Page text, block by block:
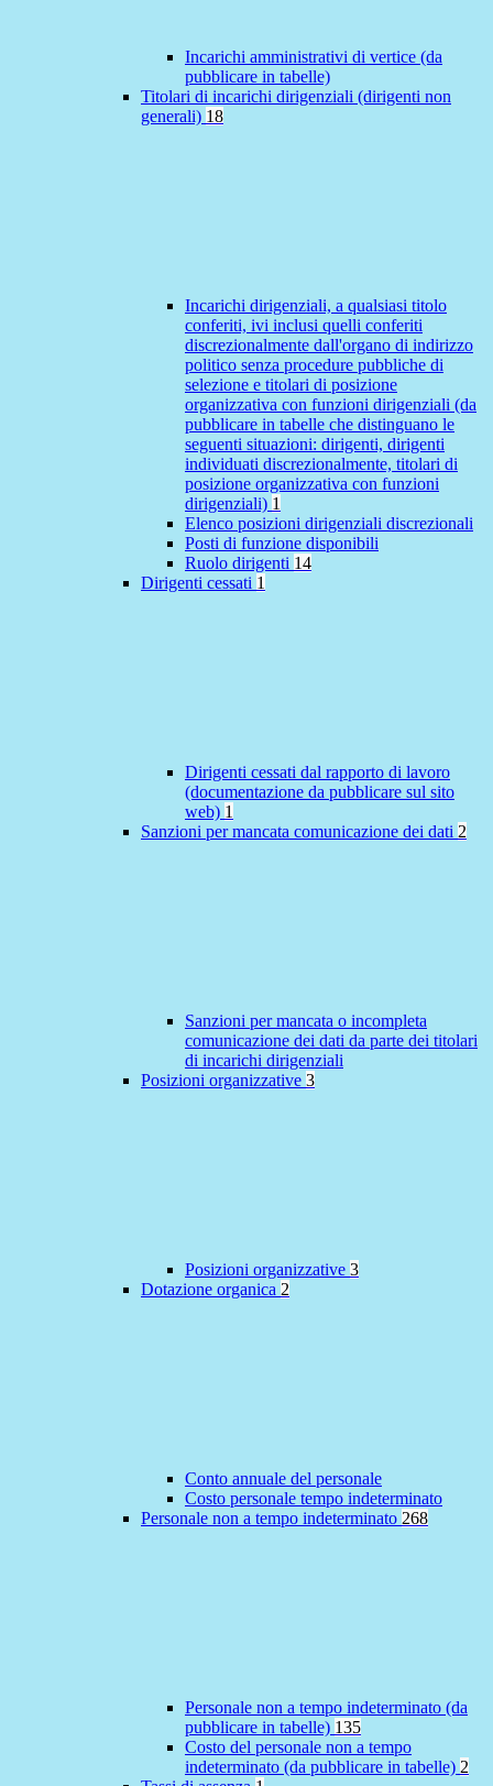
Incarichi amministrativi di vertice (da
pubblicare in tabelle)
Titolari di incarichi dirigenziali (dirigenti non
generali) 18
Incarichi dirigenziali, a qualsiasi titolo
conferiti, ivi inclusi quelli conferiti
discrezionalmente dall'organo di indirizzo
politico senza procedure pubbliche di
selezione e titolari di posizione
organizzativa con funzioni dirigenziali (da
pubblicare in tabelle che distinguano le
seguenti situazioni: dirigenti, dirigenti
individuati discrezionalmente, titolari di
posizione organizzativa con funzioni
dirigenziali) 1
Elenco posizioni dirigenziali discrezionali
Posti di funzione disponibili
Ruolo dirigenti 14
Dirigenti cessati 1
Dirigenti cessati dal rapporto di lavoro
(documentazione da pubblicare sul sito
web) 1
Sanzioni per mancata comunicazione dei dati 2
Sanzioni per mancata o incompleta
comunicazione dei dati da parte dei titolari
di incarichi dirigenziali
Posizioni organizzative 3
Posizioni organizzative 3
Dotazione organica 2
Conto annuale del personale
Costo personale tempo indeterminato
Personale non a tempo indeterminato 268
Personale non a tempo indeterminato (da
pubblicare in tabelle) 135
Costo del personale non a tempo
indeterminato (da pubblicare in tabelle) 2